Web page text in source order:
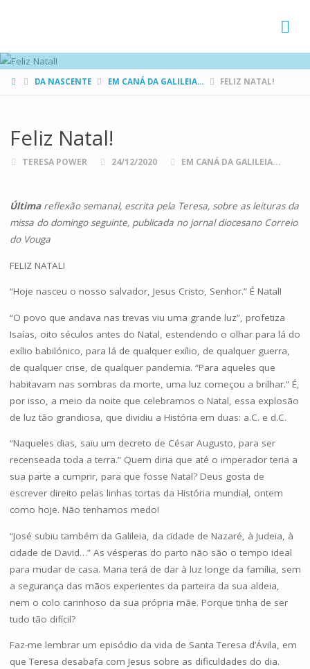
HOMEDA NASCENTE EM CANÁ DA GALILEIA... FELIZ NATAL!
Feliz Natal!
TERESA POWER 24/12/2020 EM CANÁ DA GALILEIA...
Últimareflexão semanal, escrita pela Teresa, sobre as leituras da
missa do domingo seguinte, publicada no jornal diocesano Correio
do Vouga
FELIZ NATAL!
“Hoje nasceu o nosso salvador, Jesus Cristo, Senhor.” É Natal!
“O povo que andava nas trevas viu uma grande luz”, profetiza
Isaías, oito séculos antes do Natal, estendendo o olhar para lá do
exílio babilónico, para lá de qualquer exílio, de qualquer guerra,
de qualquer crise, de qualquer pandemia. “Para aqueles que
habitavam nas sombras da morte, uma luz começou a brilhar.” É,
por isso, a meio da noite que celebramos o Natal, essa explosão
de luz tão grandiosa, que dividiu a História em duas: a.C. e d.C.
“Naqueles dias, saiu um decreto de César Augusto, para ser
recenseada toda a terra.” Quem diria que até o imperador teria a
sua parte a cumprir, para que fosse Natal? Deus gosta de
escrever direito pelas linhas tortas da História mundial, ontem
como hoje. Não tenhamos medo!
“José subiu também da Galileia, da cidade de Nazaré, à Judeia, à
cidade de David…” As vésperas do parto não são o tempo ideal
para mudar de casa. Maria terá de dar à luz longe da família, sem
a segurança das mãos experientes da parteira da sua aldeia,
nem o colo carinhoso da sua própria mãe. Porque tinha de ser
tudo tão difícil?
Faz-me lembrar um episódio da vida de Santa Teresa d’Ávila, em
que Teresa desabafa com Jesus sobre as dificuldades do dia.